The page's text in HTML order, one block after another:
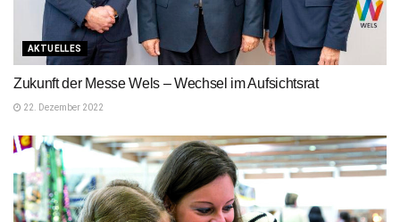
AKTUELLES
Zukunft der Messe Wels – Wechsel im Aufsichtsrat
22. Dezember 2022